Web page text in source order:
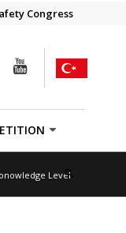
Congress
Level